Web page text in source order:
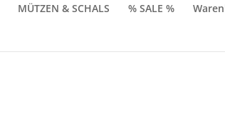
MÜTZEN & SCHALS % SALE %